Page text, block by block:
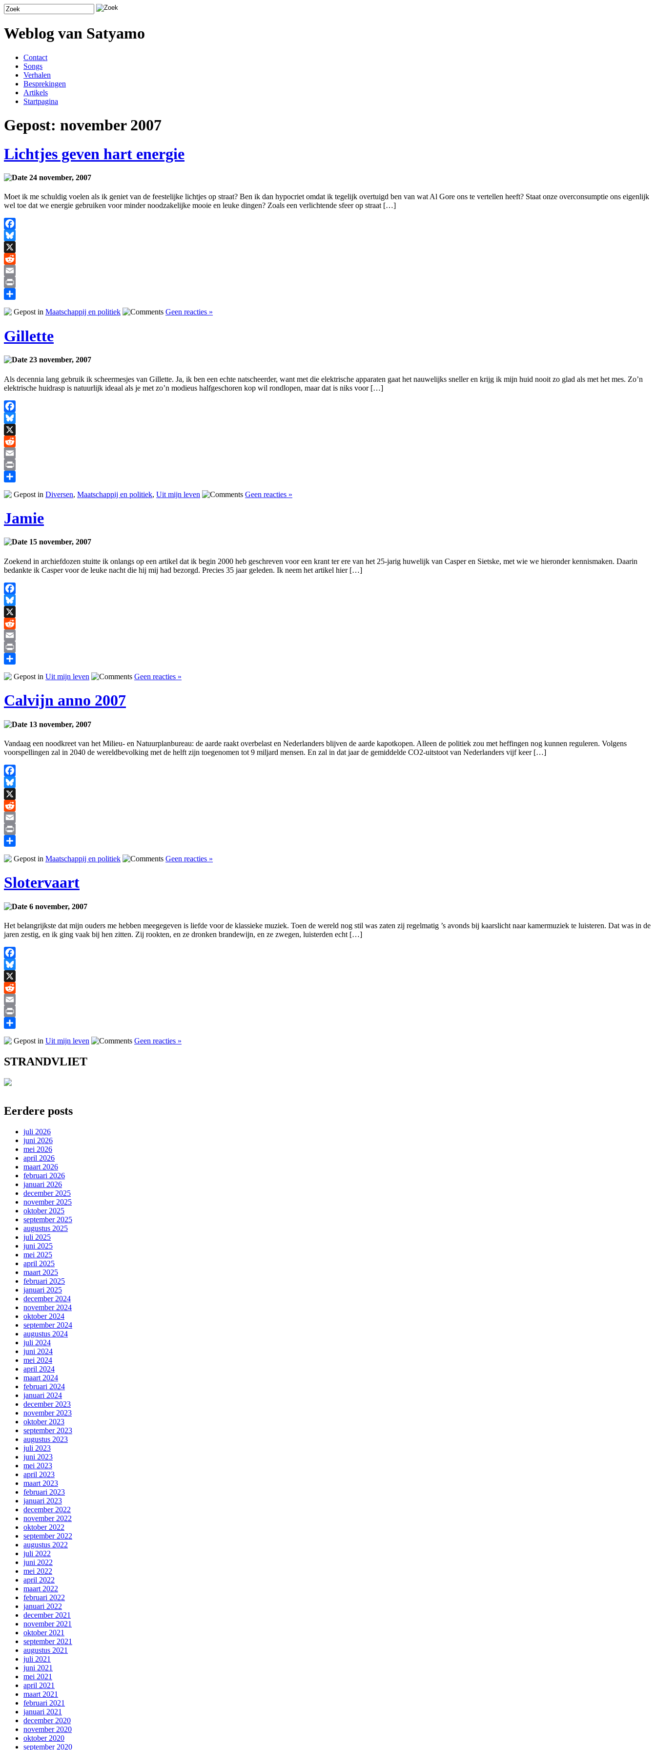
Weblog van Satyamo
Contact
Songs
Verhalen
Besprekingen
Artikels
Startpagina
Gepost: november 2007
Lichtjes geven hart energie
24 november, 2007
Moet ik me schuldig voelen als ik geniet van de feestelijke lichtjes op straat? Ben ik dan hypocriet omdat ik tegelijk overtuigd ben van wat Al Gore ons te vertellen heeft? Staat onze overconsumptie ons eigenlijk
wel toe dat we energie gebruiken voor minder noodzakelijke mooie en leuke dingen? Zoals een verlichtende sfeer op straat […]
Facebook
Bluesky
X
Reddit
Email
Print
Delen
Gepost in Maatschappij en politiek Geen reacties »
Gillette
23 november, 2007
Als decennia lang gebruik ik scheermesjes van Gillette. Ja, ik ben een echte natscheerder, want met die elektrische apparaten gaat het nauwelijks sneller en krijg ik mijn huid nooit zo glad als met het mes. Zo’n
elektrische huidrasp is natuurlijk ideaal als je met zo’n modieus halfgeschoren kop wil rondlopen, maar dat is niks voor […]
Facebook
Bluesky
X
Reddit
Email
Print
Gepost in Diversen, Maatschappij en politiek, Uit mijn leven Geen reacties »
Jamie
15 november, 2007
Zoekend in archiefdozen stuitte ik onlangs op een artikel dat ik begin 2000 heb geschreven voor een krant ter ere van het 25-jarig huwelijk van Casper en Sietske, met wie we hieronder kennismaken. Daarin
bedankte ik Casper voor de leuke nacht die hij mij had bezorgd. Precies 35 jaar geleden. Ik neem het artikel hier […]
Facebook
Bluesky
X
Reddit
Email
Print
Gepost in Uit mijn leven Geen reacties »
Calvijn anno 2007
13 november, 2007
Vandaag een noodkreet van het Milieu- en Natuurplanbureau: de aarde raakt overbelast en Nederlanders blijven de aarde kapotkopen. Alleen de politiek zou met heffingen nog kunnen reguleren. Volgens
voorspellingen zal in 2040 de wereldbevolking met de helft zijn toegenomen tot 9 miljard mensen. En zal in dat jaar de gemiddelde CO2-uitstoot van Nederlanders vijf keer […]
Facebook
Bluesky
X
Reddit
Email
Print
Gepost in Maatschappij en politiek Geen reacties »
Slotervaart
6 november, 2007
Het belangrijkste dat mijn ouders me hebben meegegeven is liefde voor de klassieke muziek. Toen de wereld nog stil was zaten zij regelmatig ’s avonds bij kaarslicht naar kamermuziek te luisteren. Dat was in de
jaren zestig, en ik ging vaak bij hen zitten. Zij rookten, en ze dronken brandewijn, en ze zwegen, luisterden echt […]
Facebook
Bluesky
X
Reddit
Email
Print
Gepost in Uit mijn leven Geen reacties »
STRANDVLIET
Eerdere posts
juli 2026
juni 2026
mei 2026
april 2026
maart 2026
februari 2026
januari 2026
december 2025
november 2025
oktober 2025
september 2025
augustus 2025
juli 2025
juni 2025
mei 2025
april 2025
maart 2025
februari 2025
januari 2025
december 2024
november 2024
oktober 2024
september 2024
augustus 2024
juli 2024
juni 2024
mei 2024
april 2024
maart 2024
februari 2024
januari 2024
december 2023
november 2023
oktober 2023
september 2023
augustus 2023
juli 2023
juni 2023
mei 2023
april 2023
maart 2023
februari 2023
januari 2023
december 2022
november 2022
oktober 2022
september 2022
augustus 2022
juli 2022
juni 2022
mei 2022
april 2022
maart 2022
februari 2022
januari 2022
december 2021
november 2021
oktober 2021
september 2021
augustus 2021
juli 2021
juni 2021
mei 2021
april 2021
maart 2021
februari 2021
januari 2021
december 2020
november 2020
oktober 2020
september 2020